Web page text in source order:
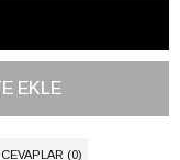
(0)